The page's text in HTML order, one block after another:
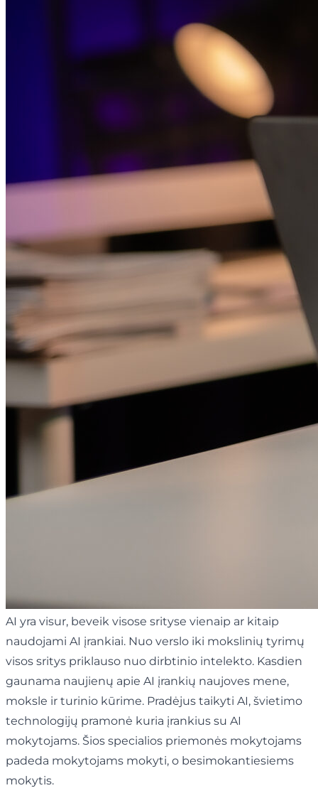
AI yra visur, beveik visose srityse vienaip ar kitaip
naudojami AI įrankiai. Nuo verslo iki mokslinių tyrimų
visos sritys priklauso nuo dirbtinio intelekto. Kasdien
gaunama naujienų apie AI įrankių naujoves mene,
moksle ir turinio kūrime. Pradėjus taikyti AI, švietimo
technologijų pramonė kuria įrankius su AI
mokytojams. Šios specialios priemonės mokytojams
padeda mokytojams mokyti, o besimokantiesiems
mokytis.